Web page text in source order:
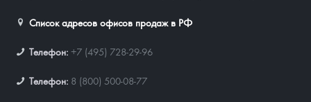
Список адресов офисов продаж в РФ
Телефон: +7 (495) 728-29-96
Телефон: 8 (800) 500-08-77